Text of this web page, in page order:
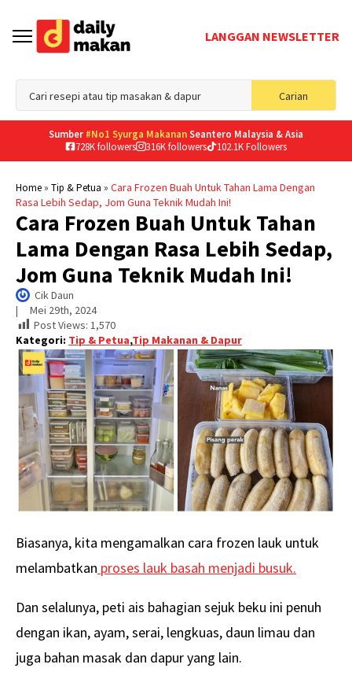
LANGGAN NEWSLETTER
Carian
for:
Sumber #No1 Syurga MakananSeantero Malaysia & Asia
728K followers
316K followers 102.1K Followers
Home» Tip & Petua » Cara Frozen Buah Untuk Tahan Lama Dengan
Rasa Lebih Sedap, Jom Guna Teknik Mudah Ini!
Cara Frozen Buah Untuk Tahan
Lama Dengan Rasa Lebih Sedap,
Jom Guna Teknik Mudah Ini!
Cik Daun
| Mei 29th, 2024
Post Views: 1,570
Kategori: Tip & Petua,Tip Makanan & Dapur
Biasanya, kita mengamalkan cara frozen lauk untuk
melambatkan proses lauk basah menjadi busuk.
Dan selalunya, peti ais bahagian sejuk beku ini penuh
dengan ikan, ayam, serai, lengkuas, daun limau dan
juga bahan masak dan dapur yang lain.